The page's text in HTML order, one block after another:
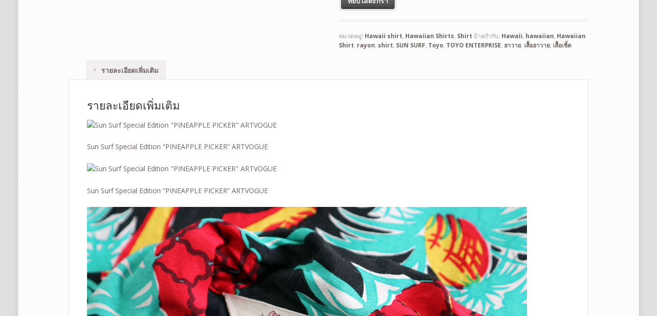
หมวดหมู่: Hawaii shirt, Hawaiian Shirts, Shirt ป้ายกำกับ: Hawaii, hawaiian, Hawaiian
Shirt, rayon, shirt, SUN SURF, Toyo, TOYO ENTERPRISE, ฮาวาย, เสื้อฮาวาย, เสื้อเชิ้ต
รายละเอียดเพิ่มเติม
รายละเอียดเพิ่มเติม
Sun Surf Special Edition “PINEAPPLE PICKER” ARTVOGUE
Sun Surf Special Edition “PINEAPPLE PICKER” ARTVOGUE